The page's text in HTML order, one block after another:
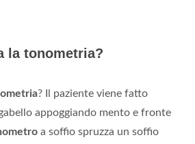
la tonometria?
? Il paziente viene fatto
appoggiando mento e fronte
a soffio spruzza un soffio